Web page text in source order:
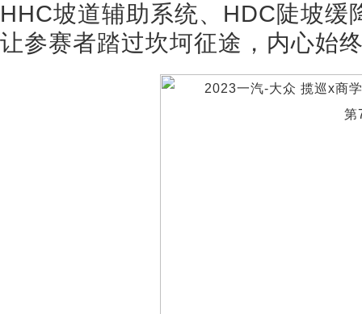
HHC坡道辅助系统、HDC陡坡缓
让参赛者踏过坎坷征途，内心始